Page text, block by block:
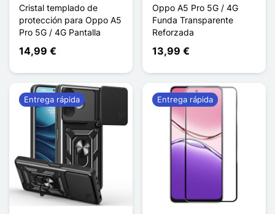
Cristal templado de
protección para Oppo A5
Pro 5G / 4G Pantalla
14,99 €
Oppo A5 Pro 5G / 4G
Funda Transparente
Reforzada
13,99 €
Entrega rápida Entrega rápida